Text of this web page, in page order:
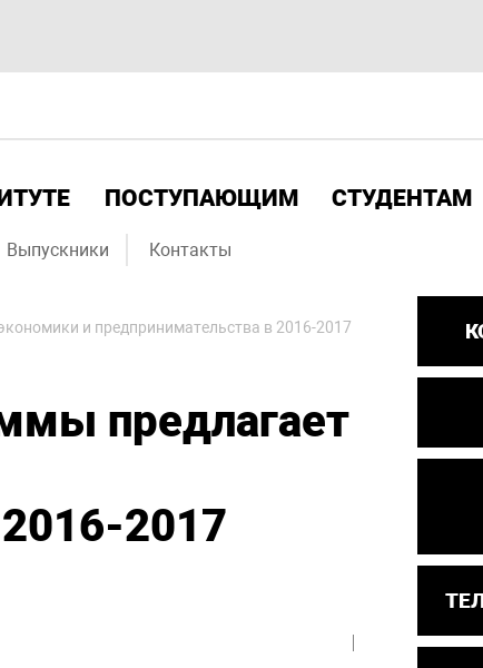
ПОСТУПАЮЩИМ СТУДЕНТАМ
Выпускники Контакты
и предпринимательства в 2016-2017
предлагает
2017